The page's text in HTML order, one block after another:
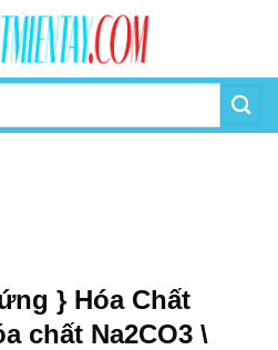
} Hóa Chất
chất Na2CO3 \